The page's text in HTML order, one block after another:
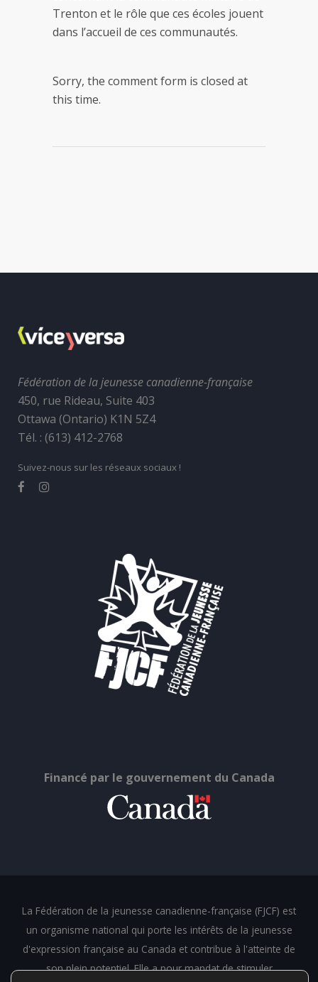
Trenton et le rôle que ces écoles jouent
dans l’accueil de ces communautés.
Sorry, the comment form is closed at
this time.
Fédération de la jeunesse canadienne-française
450, rue Rideau, Suite 403
Ottawa (Ontario) K1N 5Z4
Tél. : (613) 412-2768
Suivez-nous sur les réseaux sociaux !
Financé par le gouvernement du Canada
La Fédération de la jeunesse canadienne-française (FJCF) est
un organisme national qui porte les intérêts de la jeunesse
d'expression française au Canada et contribue à l'atteinte de
son plein potentiel. Elle a pour mandat de stimuler